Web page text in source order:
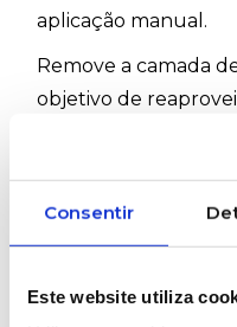
Consentir
Este website utiliza
aplicação manual.
Remove a camada
objetivo de
novas impressões.
e altamente
#Kiwo #Decapante